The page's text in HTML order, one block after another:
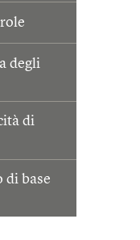
degli
di
di base